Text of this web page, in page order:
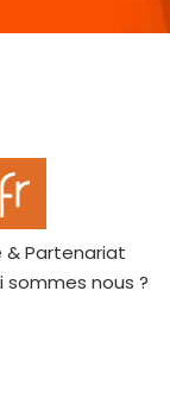
& Partenariat
sommes nous ?